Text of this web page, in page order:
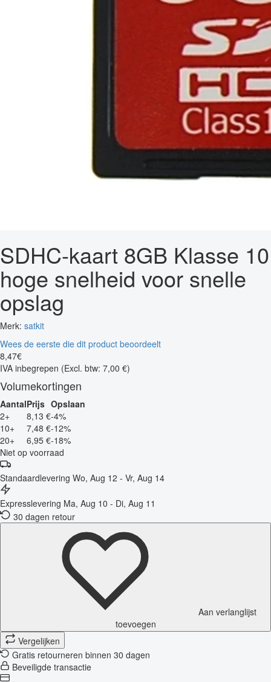
SDHC-kaart 8GB Klasse 10
hoge snelheid voor snelle
opslag
Merk: satkit
Wees de eerste die dit product beoordeelt
8,47€
IVA inbegrepen (Excl. btw: 7,00 €)
Volumekortingen
AantalPrijs Opslaan
2+
8,13 €-4%
10+
7,48 €-12%
20+
6,95 €-18%
Niet op voorraad
Standaardlevering Wo, Aug 12 - Vr, Aug 14
Expresslevering Ma, Aug 10 - Di, Aug 11
30 dagen retour
Aan verlanglijst
toevoegen
Vergelijken
Gratis retourneren binnen 30 dagen
Beveiligde transactie